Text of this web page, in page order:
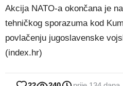
Akcija NATO-a okončana je
tehničkog sporazuma kod
povlačenju jugoslavenske
(index.hr)